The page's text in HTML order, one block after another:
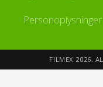
Personoplysninger
FILMEX 2026.